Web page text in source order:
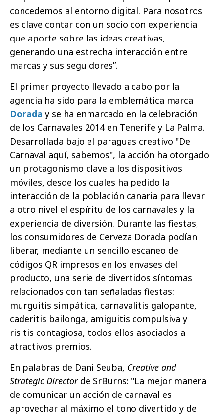
concedemos al entorno digital. Para nosotros
es clave contar con un socio con experiencia
que aporte sobre las ideas creativas,
generando una estrecha interacción entre
marcas y sus seguidores”.
El primer proyecto llevado a cabo por la
agencia ha sido para la emblemática marca
Dorada y se ha enmarcado en la celebración
de los Carnavales 2014 en Tenerife y La Palma.
Desarrollada bajo el paraguas creativo "De
Carnaval aquí, sabemos", la acción ha otorgado
un protagonismo clave a los dispositivos
móviles, desde los cuales ha pedido la
interacción de la población canaria para llevar
a otro nivel el espíritu de los carnavales y la
experiencia de diversión. Durante las fiestas,
los consumidores de Cerveza Dorada podían
liberar, mediante un sencillo escaneo de
códigos QR impresos en los envases del
producto, una serie de divertidos síntomas
relacionados con tan señaladas fiestas:
murguitis simpática, carnavalitis galopante,
caderitis bailonga, amiguitis compulsiva y
risitis contagiosa, todos ellos asociados a
atractivos premios.
En palabras de Dani Seuba, Creative and
Strategic Directorde SrBurns: "La mejor manera
de comunicar un acción de carnaval es
aprovechar al máximo el tono divertido y de